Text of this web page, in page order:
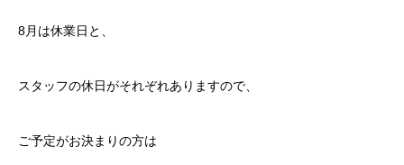
8月は休業日と、
スタッフの休日がそれぞれありますので、
ご予定がお決まりの方は